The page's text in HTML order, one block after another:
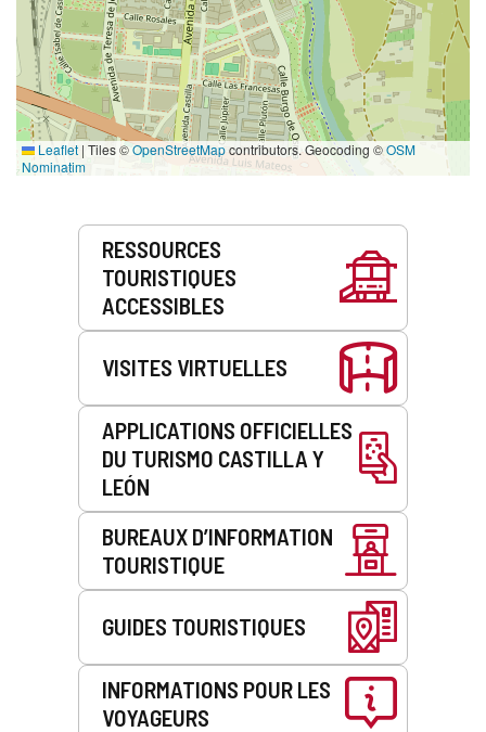
Leaflet | Tiles ©OpenStreetMapcontributors. Geocoding ©OSM
Nominatim
Prestations
RESSOURCES
TOURISTIQUES
ACCESSIBLES
VISITES VIRTUELLES
APPLICATIONS OFFICIELLES
DU TURISMO CASTILLA Y
LEÓN
BUREAUX D’INFORMATION
TOURISTIQUE
GUIDES TOURISTIQUES
INFORMATIONS POUR LES
VOYAGEURS